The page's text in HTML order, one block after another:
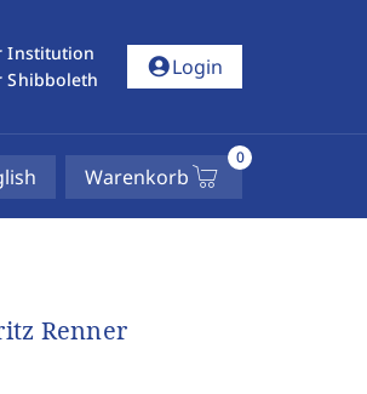
Institution
Shibboleth
account_circleLogin
Warenkorb
0
Renner